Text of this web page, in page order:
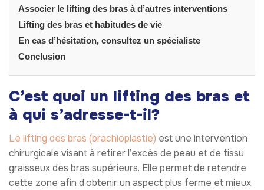
Associer le lifting des bras à d’autres interventions
Lifting des bras et habitudes de vie
En cas d’hésitation, consultez un spécialiste
Conclusion
C’est quoi un lifting des bras et
à qui s’adresse-t-il?
Le lifting des bras (brachioplastie) est une intervention
chirurgicale visant à retirer l’excès de peau et de tissu
graisseux des bras supérieurs. Elle permet de retendre
cette zone afin d’obtenir un aspect plus ferme et mieux